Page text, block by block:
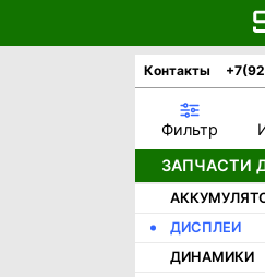
Контакты
Фильтр
ЗАПЧАСТИ
ДИСПЛЕИ
ДИНАМИКИ